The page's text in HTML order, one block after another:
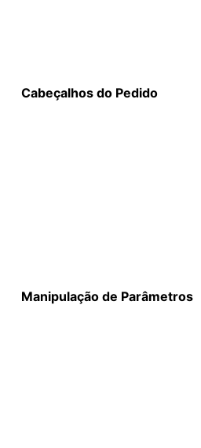
Cabeçalhos do Pedido
Manipulação de Parâmetros